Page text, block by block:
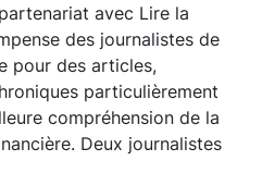
avec Lire la
des journalistes de
pour des articles,
particulièrement
compréhension de la
Deux journalistes